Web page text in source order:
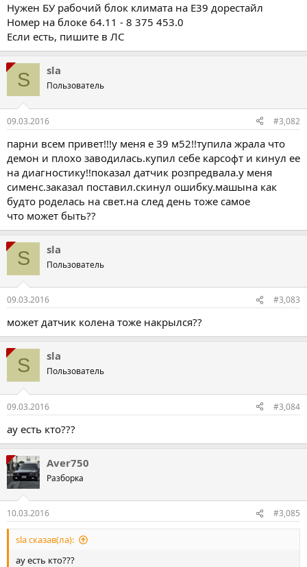
Нужен БУ рабочий блок климата на Е39 дорестайл
Номер на блоке 64.11 - 8 375 453.0
Если есть, пишите в ЛС
S sla
Пользователь
09.03.2016 #3,082
парни всем привет!!!у меня е 39 м52!!тупила жрала что
демон и плохо заводилась.купил себе карсофт и кинул ее
на диагностику!!показал датчик розпредвала.у меня
сименс.заказал поставил.скинул ошибку.машына как
будто роделась на свет.на след день тоже самое
что может быть??
S sla
Пользователь
09.03.2016 #3,083
может датчик колена тоже накрылся??
S sla
Пользователь
09.03.2016 #3,084
ау есть кто???
Aver750
Разборка
10.03.2016 #3,085
sla сказав(ла):
ау есть кто???